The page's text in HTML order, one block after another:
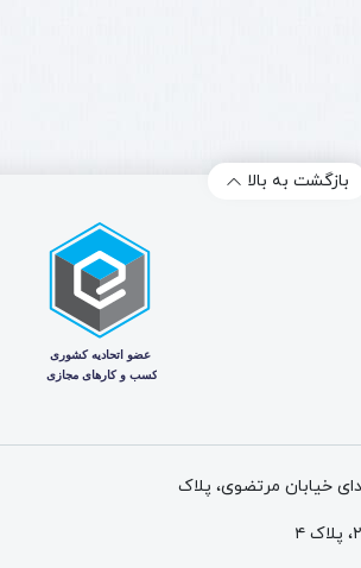
بازگشت به بالا
خیابان مرتضوی، پلاک